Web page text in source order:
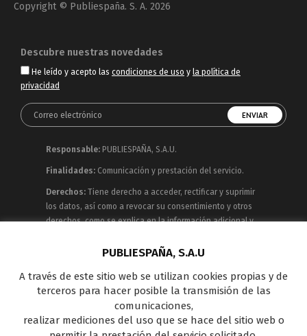
Copyright © Publiespaña. S. A. 2026
Descubre nuestras novedades
He leído y acepto las condiciones de uso y la política de
privacidad
Responsable: PUBLIESPAÑA, S.A.U.
Finalidades: Comunicación y prestación del servicio.
Derechos: Tiene derecho a acceder, rectificar y suprimir
los datos, así como a revocar su consentimiento y otros
derechos, como se explica en la información adicional y
Publiespaña es empresa de Mediaset España
concesionaria del espacio publicitario de sus siete
canales en abierto: Telecinco, Cuatro, Factoría de Ficción,
Boing, Divinity , Energy y Be Mad, así como de una amplia
PUBLIESPAÑA, S.A.U
A través de este sitio web se utilizan cookies propias y de
terceros para hacer posible la transmisión de las
comunicaciones,
realizar mediciones del uso que se hace del sitio web o